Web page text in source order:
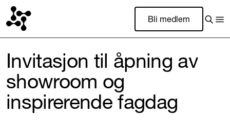
Bli medlem
Invitasjon til åpning av
showroom og
inspirerende fagdag